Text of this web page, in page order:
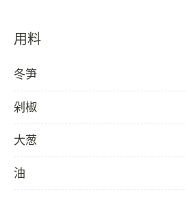
用料
冬笋
剁椒
大葱
油